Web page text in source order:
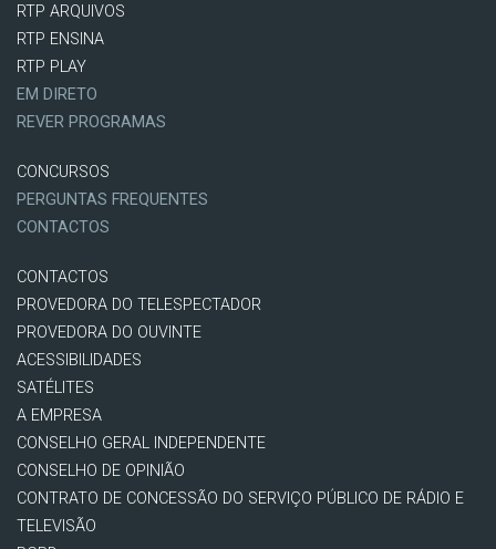
RTP ARQUIVOS
RTP ENSINA
RTP PLAY
EM DIRETO
REVER PROGRAMAS
CONCURSOS
PERGUNTAS FREQUENTES
CONTACTOS
CONTACTOS
PROVEDORA DO TELESPECTADOR
PROVEDORA DO OUVINTE
ACESSIBILIDADES
SATÉLITES
A EMPRESA
CONSELHO GERAL INDEPENDENTE
CONSELHO DE OPINIÃO
CONTRATO DE CONCESSÃO DO SERVIÇO PÚBLICO DE RÁDIO E
TELEVISÃO